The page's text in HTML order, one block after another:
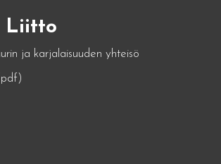
Liitto
ja karjalaisuuden yhteisö